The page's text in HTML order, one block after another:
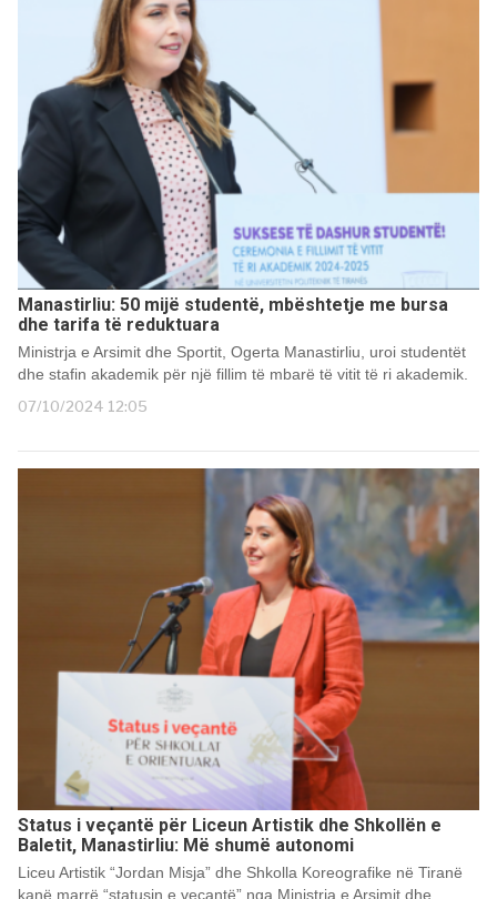
Manastirliu: 50 mijë studentë, mbështetje me bursa
dhe tarifa të reduktuara
Ministrja e Arsimit dhe Sportit, Ogerta Manastirliu, uroi studentët
dhe stafin akademik për një fillim të mbarë të vitit të ri akademik.
07/10/2024 12:05
Status i veçantë për Liceun Artistik dhe Shkollën e
Baletit, Manastirliu: Më shumë autonomi
Liceu Artistik “Jordan Misja” dhe Shkolla Koreografike në Tiranë
kanë marrë “statusin e veçantë” nga Ministria e Arsimit dhe